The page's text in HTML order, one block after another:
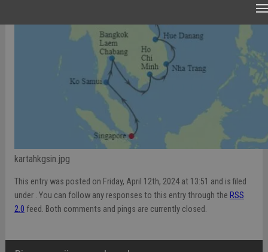
kartahkgsin.jpg
This entry was posted on Friday, April 12th, 2024 at 13:51 and is filed
under . You can follow any responses to this entry through the RSS
2.0 feed. Both comments and pings are currently closed.